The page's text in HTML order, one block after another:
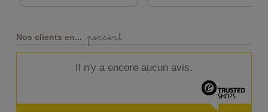
Nos clients en... pensent
Il n'y a encore aucun avis.